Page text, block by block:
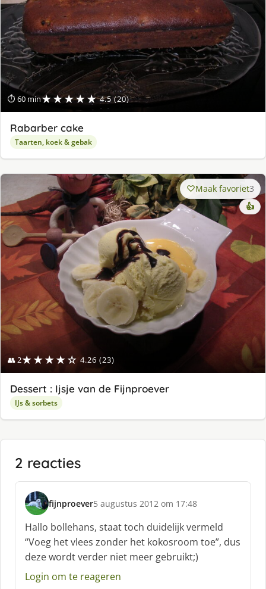
⏱ 60 min★★★★★ 4.5 (20)
Rabarber cake
Taarten, koek & gebak
👥 2★★★★☆ 4.26 (23)
Maak favoriet3
👍
Dessert : Ijsje van de Fijnproever
IJs & sorbets
2 reacties
fijnproever
s
c
h
e
e
5 augustus 2012 om 17:48
Hallo bollehans, staat toch duidelijk vermeld
“Voeg het vlees zonder het kokosroom toe”, dus
deze wordt verder niet meer gebruikt;)
Login om te reageren